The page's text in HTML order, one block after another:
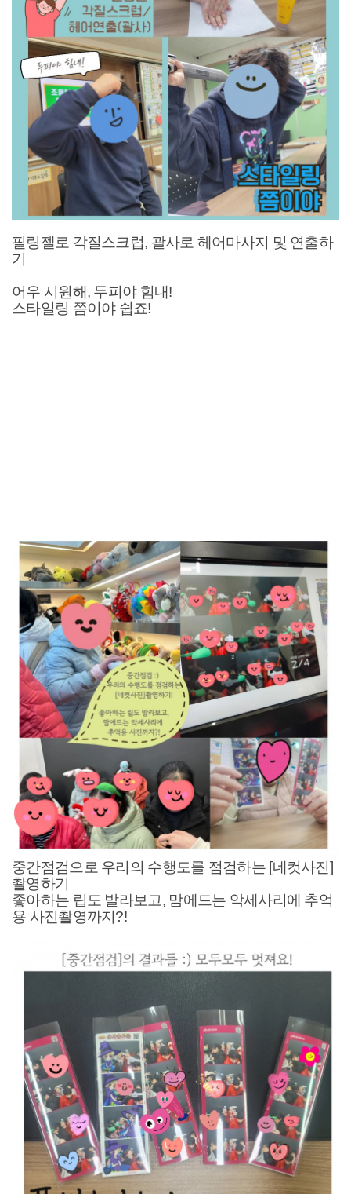
필링젤로 각질스크럽, 괄사로 헤어마사지 및 연출하
기
어우 시원해, 두피야 힘내!
스타일링 쯤이야 쉽죠!
중간점검으로 우리의 수행도를 점검하는 [네컷사진]
촬영하기
좋아하는 립도 발라보고, 맘에드는 악세사리에 추억
용 사진촬영까지?!